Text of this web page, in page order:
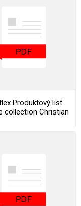
Produktový list
collection Christian